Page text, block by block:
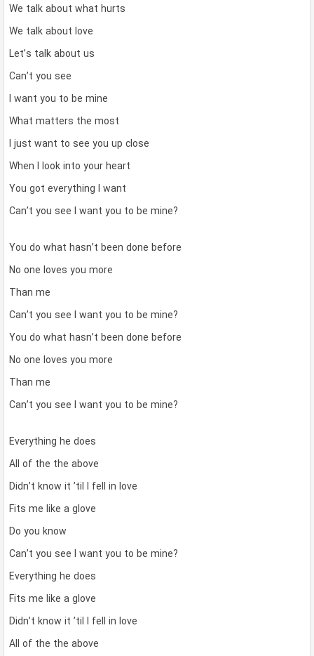
We talk about what hurts
We talk about love
Let’s talk about us
Can’t you see
I want you to be mine
What matters the most
I just want to see you up close
When I look into your heart
You got everything I want
Can’t you see I want you to be mine?
You do what hasn’t been done before
No one loves you more
Than me
Can’t you see I want you to be mine?
You do what hasn’t been done before
No one loves you more
Than me
Can’t you see I want you to be mine?
Everything he does
All of the the above
Didn’t know it ’til I fell in love
Fits me like a glove
Do you know
Can’t you see I want you to be mine?
Everything he does
Fits me like a glove
Didn’t know it ’til I fell in love
All of the the above